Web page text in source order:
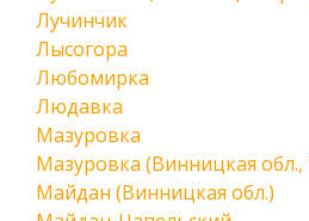
Лучинчик
Лысогора
Любомирка
Людавка
Мазуровка
Мазуровка (Винницкая
Майдан (Винницкая обл.)